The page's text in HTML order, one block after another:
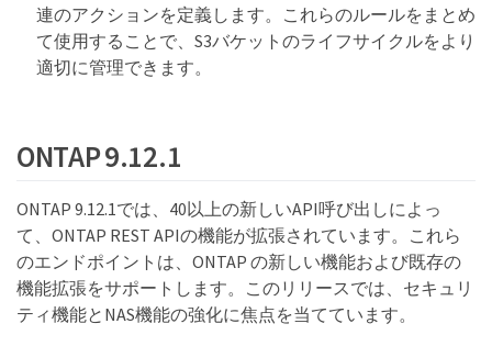
連のアクションを定義します。これらのルールをまとめ
て使用することで、S3バケットのライフサイクルをより
適切に管理できます。
ONTAP 9.12.1
ONTAP 9.12.1では、40以上の新しいAPI呼び出しによっ
て、ONTAP REST APIの機能が拡張されています。これら
のエンドポイントは、ONTAP の新しい機能および既存の
機能拡張をサポートします。このリリースでは、セキュリ
ティ機能とNAS機能の強化に焦点を当てています。